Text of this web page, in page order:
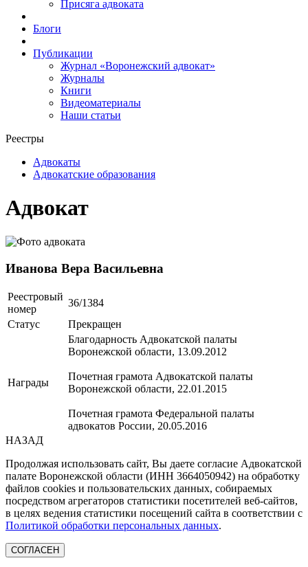
Присяга адвоката
Блоги
Публикации
Журнал «Воронежский адвокат»
Журналы
Книги
Видеоматериалы
Наши статьи
Реестры
Адвокаты
Адвокатские образования
Адвокат
Иванова Вера Васильевна
Реестровый
номер
36/1384
Статус
Прекращен
Награды
Благодарность Адвокатской палаты
Воронежской области, 13.09.2012
Почетная грамота Адвокатской палаты
Воронежской области, 22.01.2015
Почетная грамота Федеральной палаты
адвокатов России, 20.05.2016
НАЗАД
Продолжая использовать сайт, Вы даете согласие Адвокатской
палате Воронежской области (ИНН 3664050942) на обработку
файлов cookies и пользовательских данных, собираемых
посредством агрегаторов статистики посетителей веб-сайтов,
в целях ведения статистики посещений сайта в соответствии с
Политикой обработки персональных данных.
СОГЛАСЕН